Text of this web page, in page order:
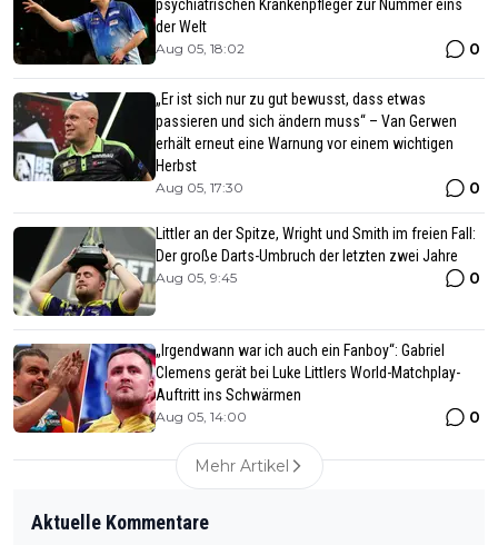
psychiatrischen Krankenpfleger zur Nummer eins
der Welt
Aug 05, 18:02 0
„Er ist sich nur zu gut bewusst, dass etwas
passieren und sich ändern muss“ – Van Gerwen
erhält erneut eine Warnung vor einem wichtigen
Herbst
Aug 05, 17:30 0
Littler an der Spitze, Wright und Smith im freien Fall:
Der große Darts-Umbruch der letzten zwei Jahre
Aug 05, 9:45 0
„Irgendwann war ich auch ein Fanboy“: Gabriel
Clemens gerät bei Luke Littlers World-Matchplay-
Auftritt ins Schwärmen
Aug 05, 14:00 0
Mehr Artikel
Aktuelle Kommentare